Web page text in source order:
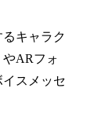
キャラク
ARフォ
イスメッセ